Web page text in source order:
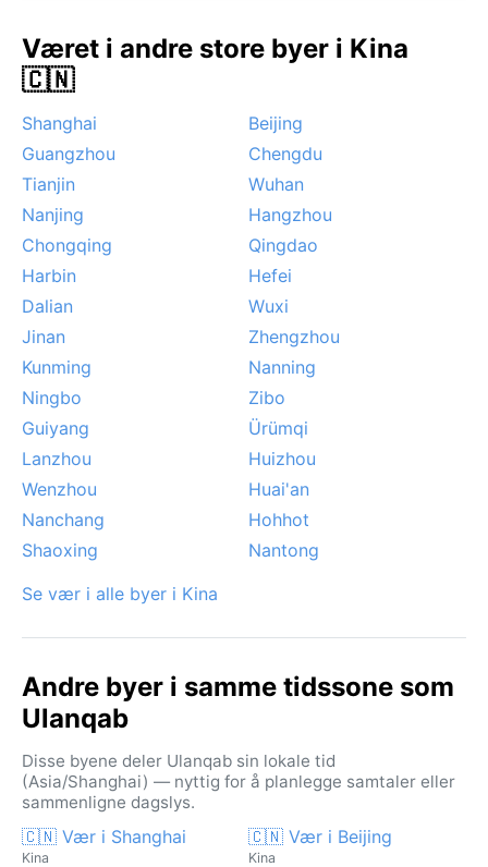
Været i andre store byer i Kina
🇨🇳
Shanghai
Beijing
Guangzhou
Chengdu
Tianjin
Wuhan
Nanjing
Hangzhou
Chongqing
Qingdao
Harbin
Hefei
Dalian
Wuxi
Jinan
Zhengzhou
Kunming
Nanning
Ningbo
Zibo
Guiyang
Ürümqi
Lanzhou
Huizhou
Wenzhou
Huai'an
Nanchang
Hohhot
Shaoxing
Nantong
Se vær i alle byer i Kina
Andre byer i samme tidssone som
Ulanqab
Disse byene deler Ulanqab sin lokale tid
(Asia/Shanghai) — nyttig for å planlegge samtaler eller
sammenligne dagslys.
🇨🇳 Vær i Shanghai
Kina
🇨🇳 Vær i Beijing
Kina